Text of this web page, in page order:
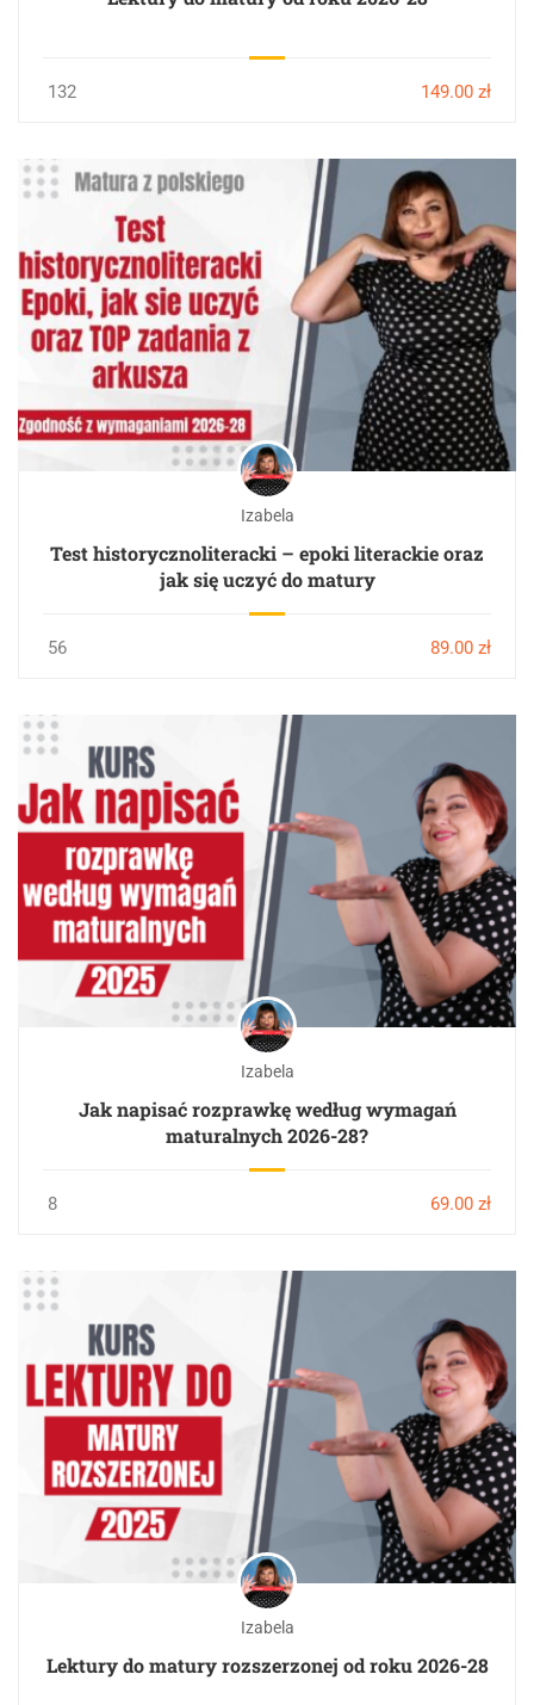
132 149.00 zł
Izabela
Test historycznoliteracki – epoki literackie oraz
jak się uczyć do matury
56 89.00 zł
Izabela
Jak napisać rozprawkę według wymagań
maturalnych 2026-28?
8 69.00 zł
Izabela
Lektury do matury rozszerzonej od roku 2026-28